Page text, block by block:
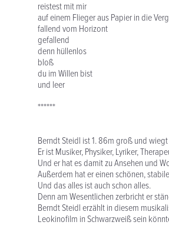
reistest mit mir
auf einem Flieger aus Papier in die
fallend vom Horizont
gefallend
denn hüllenlos
bloß
du im Willen bist
und leer
******
Berndt Steidl ist 1. 86m groß und
Er ist Musiker, Physiker, Lyriker,
Und er hat es damit zu Ansehen und
Außerdem hat er einen schönen,
Und das alles ist auch schon alles.
Denn am Wesentlichen zerbricht er
Berndt Steidl erzählt in diesem
Leokinofilm in Schwarzweiß sein